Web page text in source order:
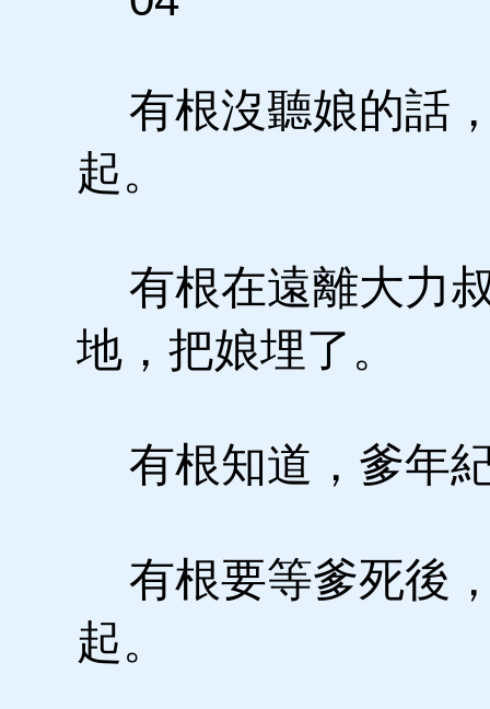
有根沒聽娘的話
起。
有根在遠離大力
地，把娘埋了。
有根知道，爹年
有根要等爹死後
起。